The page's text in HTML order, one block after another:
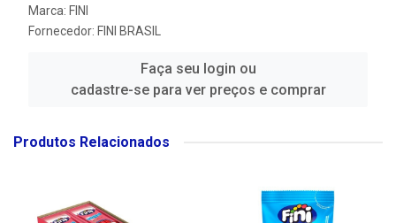
Marca: FINI
Fornecedor: FINI BRASIL
Faça seu login ou
cadastre-se para ver preços e comprar
Produtos Relacionados